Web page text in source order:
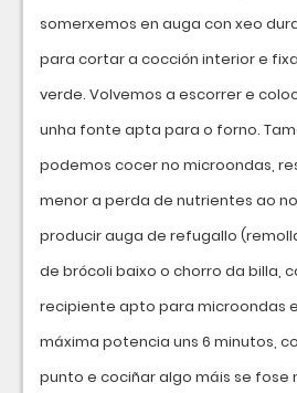
somerxemos en auga con xeo
para cortar a cocción interior e
verde. Volvemos a escorrer e
unha fonte apta para o forno.
podemos cocer no microondas,
menor a perda de nutrientes ao
producir auga de refugallo
de brócoli baixo o chorro da billa,
recipiente apto para microondas
máxima potencia uns 6 minutos,
punto e cociñar algo máis se fose